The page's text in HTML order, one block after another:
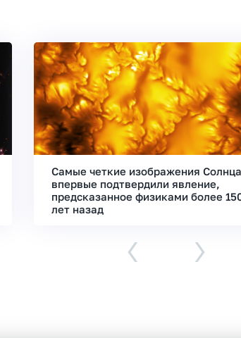
Самые четкие изображения Солнца
впервые подтвердили явление,
предсказанное физиками более
лет назад
‹ ›